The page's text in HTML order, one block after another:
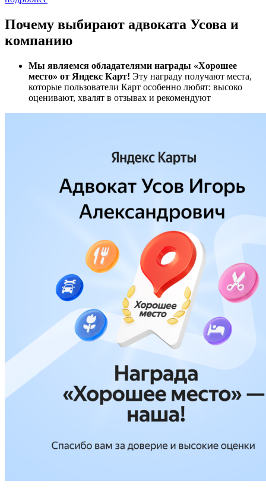
Почему выбирают адвоката Усова и
компанию
Мы являемся обладателями награды «Хорошее
место» от Яндекс Карт! Эту награду получают места,
которые пользователи Карт особенно любят: высоко
оценивают, хвалят в отзывах и рекомендуют